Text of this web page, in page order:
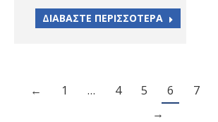
ΔΙΑΒΑΣΤΕ ΠΕΡΙΣΣΟΤΕΡΑ
← 1 … 4 5 6 7
→